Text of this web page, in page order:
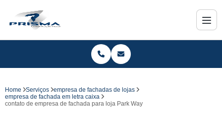
Home Serviços
empresa de fachadas de lojas
empresa de fachada em letra caixa
contato de empresa de fachada para loja Park Way